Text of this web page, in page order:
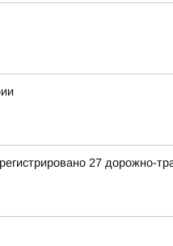
27 дорожно-